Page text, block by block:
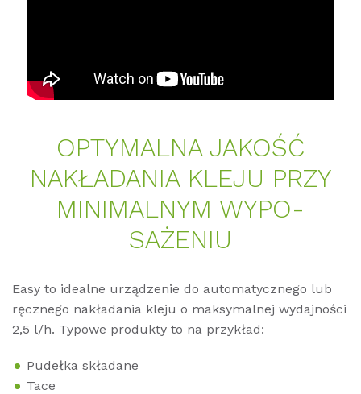
OP­TY­MAL­NA JAKOŚĆ
NAKŁADA­NIA KLE­JU PRZY
MI­NI­MALNYM WY­PO­
SAŻENIU
Easy to idealne urządzenie do automatycznego lub
ręcznego nakładania kleju o maksymalnej wydajności
2,5 l/h. Typowe produkty to na przykład:
Pudełka składane
Tace